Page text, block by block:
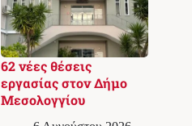
62 νέες θέσεις
εργασίας στον Δήμο
Μεσολογγίου